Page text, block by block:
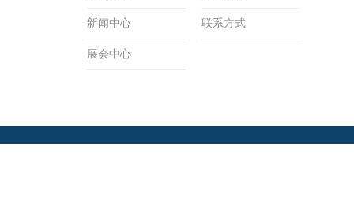
新闻中心 联系方式
展会中心